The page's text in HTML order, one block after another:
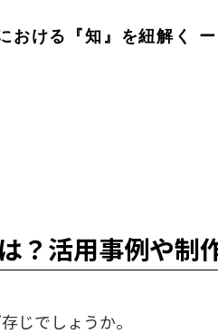
おける『知』を紐解く ー
？活用事例や制
じでしょうか。